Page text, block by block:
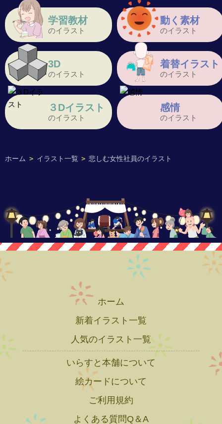
ホーム > イラスト一覧 > 悲しむ女性社員のイラスト
学習教材
のイラスト
動く素材
のイラスト
3D
のイラスト
着替イラスト
のイラスト
３Dイラスト
のイラスト
感情
のイラスト
ホーム
新着イラスト一覧
人気のイラスト一覧
いらすと本舗について
絵カードについて
ご利用規約
よくある質問Q＆A